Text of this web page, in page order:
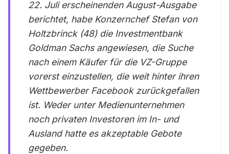
22. Juli erscheinenden August-Ausgabe
berichtet, habe Konzernchef Stefan von
Holtzbrinck (48) die Investmentbank
Goldman Sachs angewiesen, die Suche
nach einem Käufer für die VZ-Gruppe
vorerst einzustellen, die weit hinter ihren
Wettbewerber Facebook zurückgefallen
ist. Weder unter Medienunternehmen
noch privaten Investoren im In- und
Ausland hatte es akzeptable Gebote
gegeben.